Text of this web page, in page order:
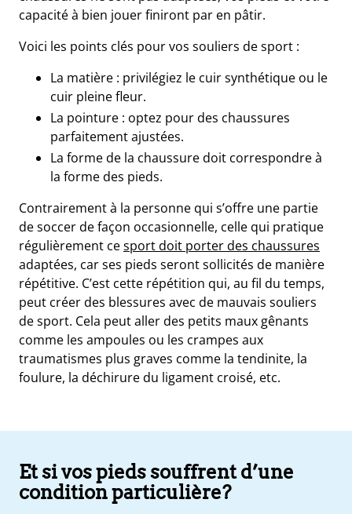
capacité à bien jouer finiront par en pâtir.
Voici les points clés pour vos souliers de sport :
La matière : privilégiez le cuir synthétique ou le
cuir pleine fleur.
La pointure : optez pour des chaussures
parfaitement ajustées.
La forme de la chaussure doit correspondre à
la forme des pieds.
Contrairement à la personne qui s’offre une partie
de soccer de façon occasionnelle, celle qui pratique
régulièrement cesport doit porter des chaussures
adaptées, car ses pieds seront sollicités de manière
répétitive. C’est cette répétition qui, au fil du temps,
peut créer des blessures avec de mauvais souliers
de sport. Cela peut aller des petits maux gênants
comme les ampoules ou les crampes aux
traumatismes plus graves comme la tendinite, la
foulure, la déchirure du ligament croisé, etc.
Et si vos pieds souffrent d’une
condition particulière?